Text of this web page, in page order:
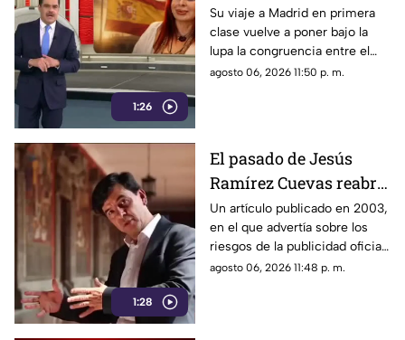
1:26
que reavivan el debate
sobre la austeridad
Su viaje a Madrid en primera
clase vuelve a poner bajo la
lupa la congruencia entre el
discurso de austeridad
agosto 06, 2026 11:50 p. m.
1:28
El pasado de Jesús
Ramírez Cuevas reabre
el debate sobre la
censura
Un artículo publicado en 2003,
en el que advertía sobre los
riesgos de la publicidad oficial
y la censura a los medios
agosto 06, 2026 11:48 p. m.